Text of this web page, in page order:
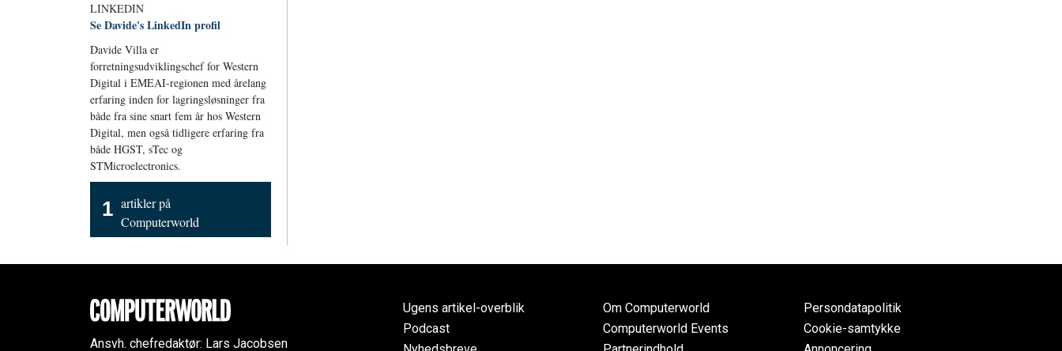
LINKEDIN
Se Davide's LinkedIn profil
Davide Villa er
forretningsudviklingschef for Western
Digital i EMEAI-regionen med årelang
erfaring inden for lagringsløsninger fra
både fra sine snart fem år hos Western
Digital, men også tidligere erfaring fra
både HGST, sTec og
STMicroelectronics.
1 artikler på
Computerworld
Ansvh. chefredaktør: Lars Jacobsen
Ugens artikel-overblik
Podcast
Om Computerworld
Computerworld Events
Persondatapolitik
Cookie-samtykke